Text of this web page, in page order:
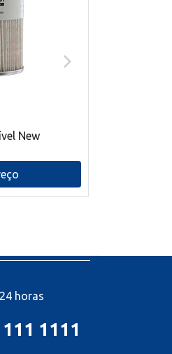
New
horas
1111